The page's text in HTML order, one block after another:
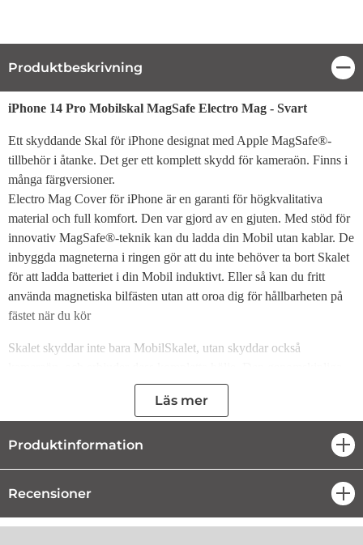
Produktbeskrivning
Produktbeskrivning
iPhone 14 Pro Mobilskal MagSafe Electro Mag - Svart
Ett skyddande Skal för iPhone designat med Apple MagSafe®-
tillbehör i åtanke. Det ger ett komplett skydd för kameraön. Finns i
många färgversioner.
Electro Mag Cover för iPhone är en garanti för högkvalitativa
material och full komfort. Den var gjord av en gjuten. Med stöd för
innovativ MagSafe®-teknik kan du ladda din Mobil utan kablar. De
inbyggda magneterna i ringen gör att du inte behöver ta bort Skalet
för att ladda batteriet i din Mobil induktivt. Eller så kan du fritt
använda magnetiska bilfästen utan att oroa dig för hållbarheten på
fästet när du kör
Skalet skyddar inte bara MobilSkalet, utan skyddar också
designen med delikata färgaccenter runt magnetringen, kameraön
och på sidorna bevarar den ursprungliga estetiken hos Apple-
enheter, så den förblir snygg som tidigare.
Rundade, upphöjda kanter täcker kanterna på smartMobilen, och de
att du enkelt kan använda alla funktioner.
Specifikation:
Läs mer
Produktinformation
Recensioner